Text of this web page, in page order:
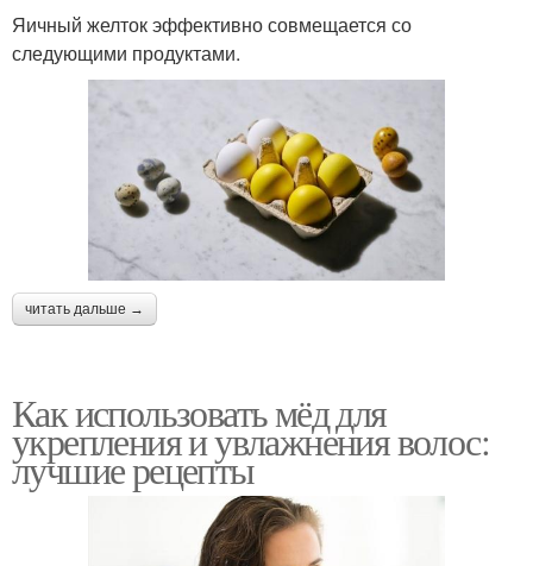
Яичный желток эффективно совмещается со
следующими продуктами.
читать дальше →
Как использовать мёд для
укрепления и увлажнения волос:
лучшие рецепты